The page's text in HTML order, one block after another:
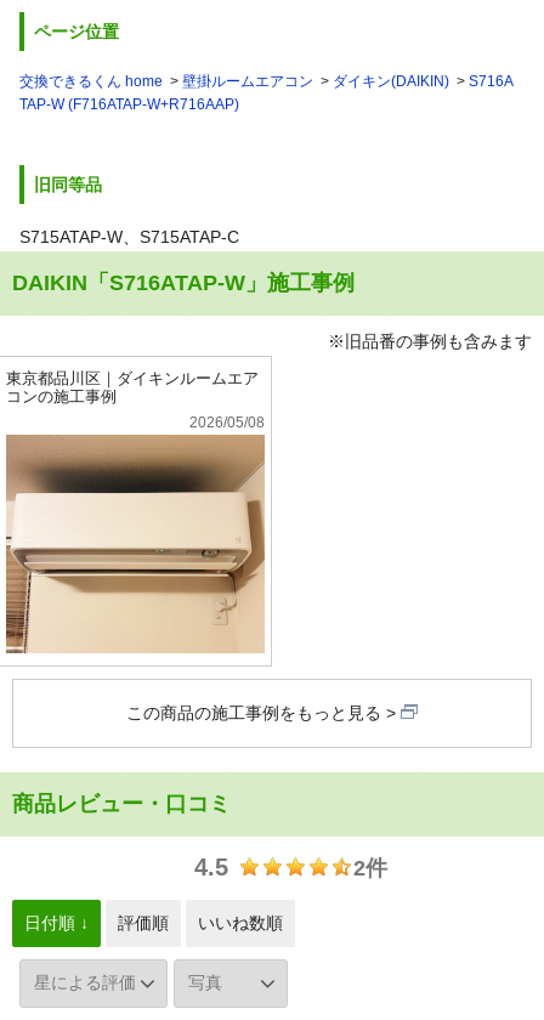
ページ位置
交換できるくん home 壁掛ルームエアコン ダイキン(DAIKIN)
S716A
TAP-W (F716ATAP-W+R716AAP)
旧同等品
S715ATAP-W、S715ATAP-C
DAIKIN「S716ATAP-W」施工事例
※旧品番の事例も含みます
東京都品川区｜ダイキンルームエア
コンの施工事例
2026/05/08
この商品の施工事例をもっと見る
商品レビュー・口コミ
4.5 2件
日付順 ↓ 評価順 いいね数順